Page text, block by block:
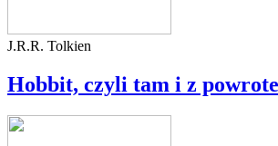
J.R.R. Tolkien
Hobbit, czyli tam i z